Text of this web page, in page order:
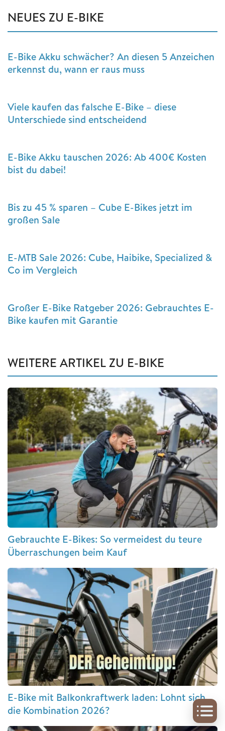
NEUES ZU E-BIKE
E-Bike Akku schwächer? An diesen 5 Anzeichen
erkennst du, wann er raus muss
Viele kaufen das falsche E-Bike – diese
Unterschiede sind entscheidend
E-Bike Akku tauschen 2026: Ab 400€ Kosten
bist du dabei!
Bis zu 45 % sparen – Cube E-Bikes jetzt im
großen Sale
E-MTB Sale 2026: Cube, Haibike, Specialized &
Co im Vergleich
Großer E-Bike Ratgeber 2026: Gebrauchtes E-
Bike kaufen mit Garantie
WEITERE ARTIKEL ZU E-BIKE
Gebrauchte E-Bikes: So vermeidest du teure
Überraschungen beim Kauf
E-Bike mit Balkonkraftwerk laden: Lohnt sich
die Kombination 2026?